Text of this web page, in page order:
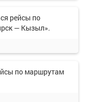
рейсы по
— Кызыл».
по маршрутам